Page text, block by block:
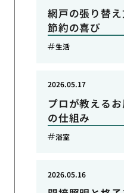
網戸の張り替
節約の喜び
生活
プロが教える
の仕組み
2026.05.17
浴室
2026.05.16